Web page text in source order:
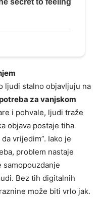
ljudi stalno objavljuju na
za vanjskom
i pohvale, ljudi traže
objava postaje tiha
vrijedim”. Iako je
problem nastaje
samopouzdanje
Bez tih digitalnih
može biti vrlo jak.